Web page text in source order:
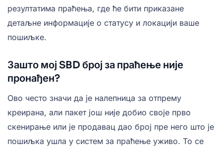
резултатима праћења, где ће бити приказане
детаљне информације о статусу и локацији ваше
пошиљке.
Зашто мој SBD број за праћење није
пронађен?
Ово често значи да је налепница за отпрему
креирана, али пакет још није добио своје прво
скенирање или је продавац дао број пре него што је
пошиљка ушла у систем за праћење уживо. То се